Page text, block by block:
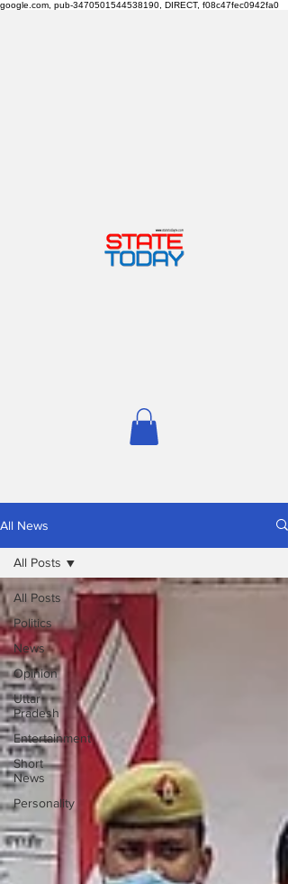
google.com, pub-3470501544538190, DIRECT, f08c47fec0942fa0
All News
All Posts
Politics
News
Opinion
Uttar
Pradesh
Entertainment
Short
News
Personality
All Posts